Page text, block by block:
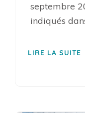
septembre
indiqués
LIRE LA SUITE